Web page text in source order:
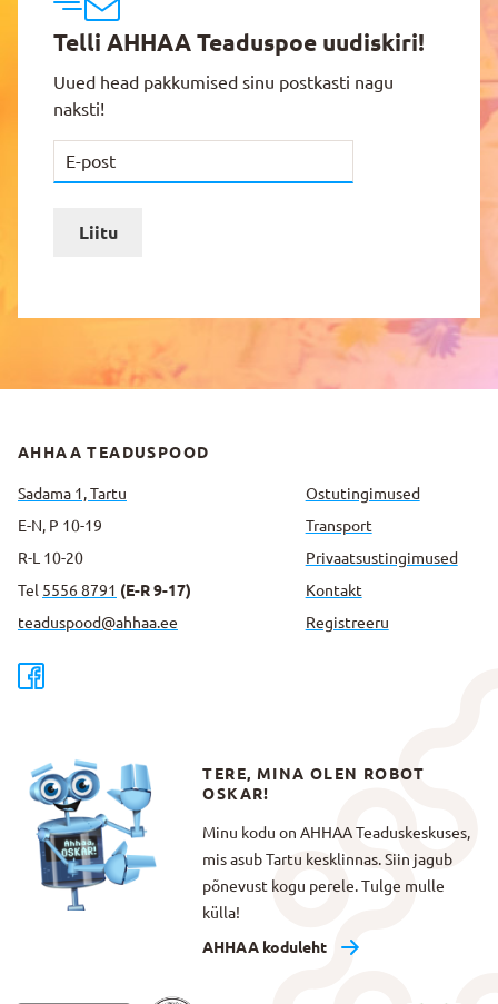
Telli AHHAA Teaduspoe uudiskiri!
Uued head pakkumised sinu postkasti nagu
naksti!
Liitu
AHHAA TEADUSPOOD
Sadama 1, Tartu
E-N, P 10-19
R-L 10-20
Tel 5556 8791 (E-R 9-17)
teaduspood@ahhaa.ee
Ostutingimused
Transport
Privaatsus­tingimused
Kontakt
Registreeru
TERE, MINA OLEN ROBOT
OSKAR!
Minu kodu on AHHAA Teaduskeskuses,
mis asub Tartu kesklinnas. Siin jagub
põnevust kogu perele. Tulge mulle
külla!
AHHAA koduleht